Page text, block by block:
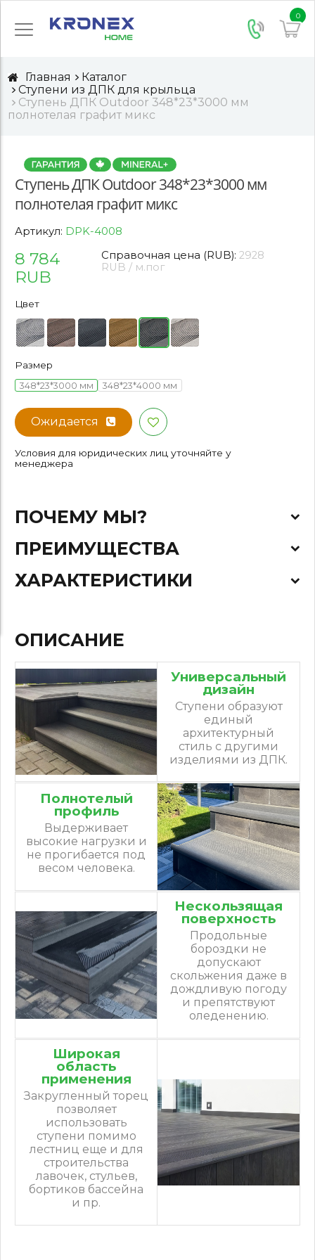
0
Главная
Каталог
Ступени из ДПК для крыльца
Ступень ДПК Outdoor 348*23*3000 мм
полнотелая графит микс
Ступень ДПК Outdoor 348*23*3000 мм
полнотелая графит микс
Артикул: DPK-4008
8 784
RUB
Справочная цена (RUB):2928
RUB / м.пог
Цвет
Размер
348*23*3000 мм 348*23*4000 мм
Ожидается
Условия для юридических лиц уточняйте у
менеджера
ПОЧЕМУ МЫ?
ПРЕИМУЩЕСТВА
ХАРАКТЕРИСТИКИ
ОПИСАНИЕ
Универсальный
дизайн
Ступени образуют
единый
архитектурный
стиль с другими
изделиями из ДПК.
Полнотелый
профиль
Выдерживает
высокие нагрузки и
не прогибается под
весом человека.
Нескользящая
поверхность
Продольные
бороздки не
допускают
скольжения даже в
дождливую погоду
и препятствуют
оледенению.
Широкая
область
применения
Закругленный торец
позволяет
использовать
ступени помимо
лестниц еще и для
строительства
лавочек, стульев,
бортиков бассейна
и пр.